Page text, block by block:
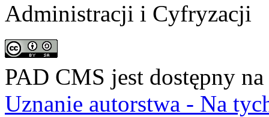
Administracji i Cyfryzacji
PAD CMS jest dostępny na
Uznanie autorstwa - Na